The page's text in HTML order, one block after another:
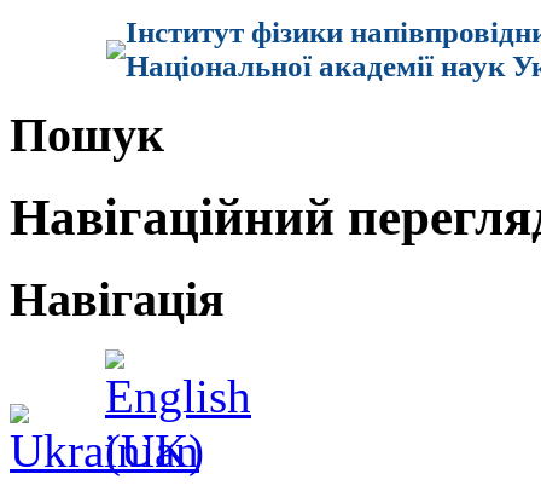
Інститут фізики
Національної академії наук
Пошук
Навігаційний
Навігація